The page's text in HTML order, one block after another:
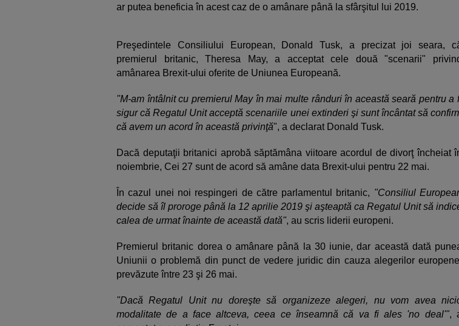
ar putea beneficia în acest caz de o amânare până la sfârşitul lui 2019.
Preşedintele Consiliului European, Donald Tusk, a precizat joi seara,
premierul britanic, Theresa May, a acceptat cele două "scenarii"
amânarea Brexit-ului oferite de Uniunea Europeană.
"M-am întâlnit cu premierul May în mai multe rânduri în această seară pentru a
sigur că Regatul Unit acceptă scenariile unei extinderi şi sunt încântat să
că avem un acord în această privinţă", a declarat Donald Tusk.
Dacă deputaţii britanici aprobă săptămâna viitoare acordul de divorţ încheiat
noiembrie, Cei 27 sunt de acord să amâne data Brexit-ului pentru 22 mai.
În cazul unei noi respingeri de către parlamentul britanic, "Consiliul
decide să îl proroge până la 12 aprilie 2019 şi aşteaptă ca Regatul Unit să
calea de urmat înainte de această dată", au scris liderii europeni.
Premierul britanic dorea o amânare până la 30 iunie, dar această dată
Uniunii o problemă din punct de vedere juridic din cauza alegerilor
prevăzute între 23 şi 26 mai.
"Dacă Regatul Unit nu doreşte să organizeze alegeri, nu vom avea
modalitate de a face altceva, ceea ce înseamnă că va fi ales 'no deal'",